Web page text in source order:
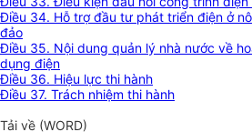
Điều 34. Hỗ trợ đầu tư phát triển điện ở
đảo
Điều 35. Nội dung quản lý nhà nước về
dụng điện
Điều 36. Hiệu lực thi hành
Điều 37. Trách nhiệm thi hành
Tải về (WORD)